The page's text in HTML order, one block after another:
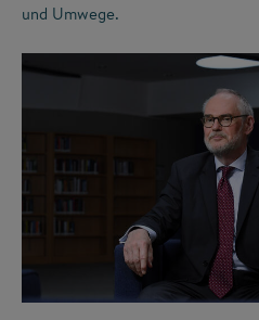
und Umwege.